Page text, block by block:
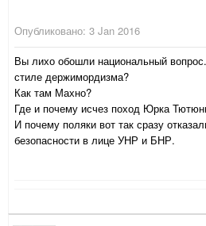
Опубликовано: 3 Jan 2016
Вы лихо обошли национальный
стиле держимордизма?
Как там Махно?
Где и почему исчез поход Юрка
И почему поляки вот так сразу
безопасности в лице УНР и БНР.